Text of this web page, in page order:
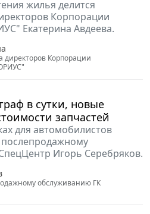
ошибки в сфере ИС и
защиты для тех, кто
рассказывает эксперт в
собственности
и Партнёры"
интеллектуальной собственности
"Городисский и Партнёры"